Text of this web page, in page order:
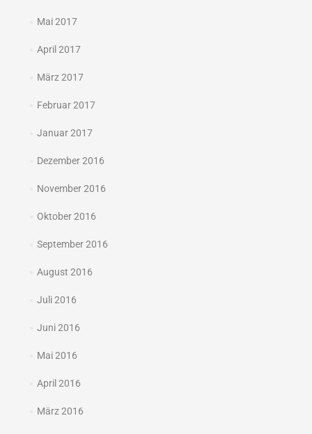
Mai 2017
April 2017
März 2017
Februar 2017
Januar 2017
Dezember 2016
November 2016
Oktober 2016
September 2016
August 2016
Juli 2016
Juni 2016
Mai 2016
April 2016
März 2016